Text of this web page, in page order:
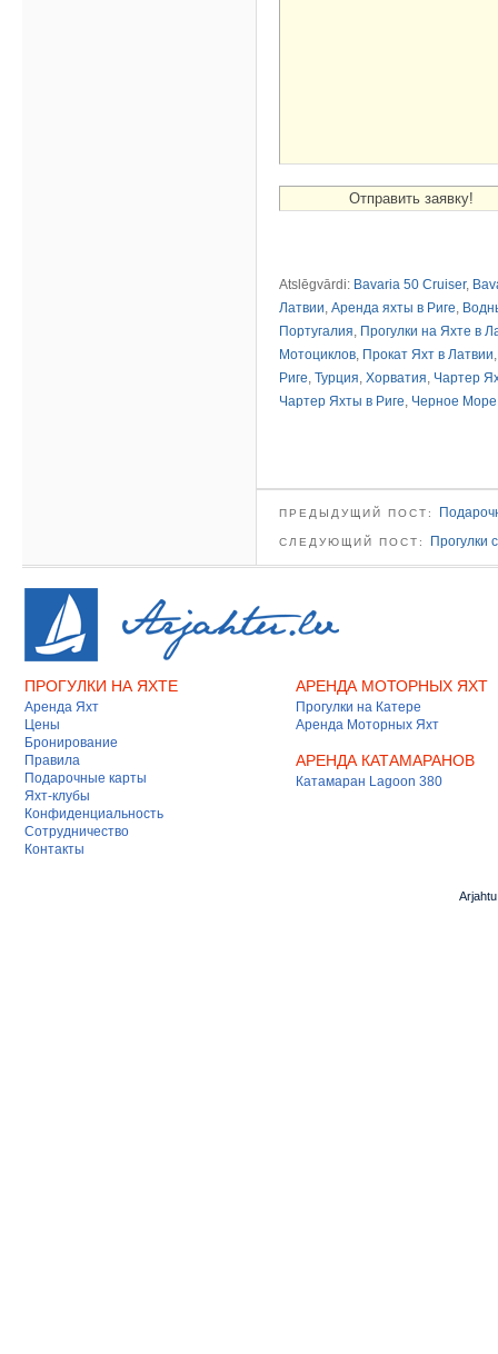
Atslēgvārdi: Bavaria 50 Cruiser,
Латвии Аренда яхты в Риге
Португалия Прогулки на Яхте в
Мотоциклов Прокат Яхт в Латвии
Риге Турция Хорватия Чартер
Чартер Яхты в Риге Черное Море
ПРЕДЫДУЩИЙ ПОСТ:
СЛЕДУЮЩИЙ ПОСТ: Прогулки
ПРОГУЛКИ НА ЯХТЕ
Аренда Яхт
Цены
Бронирование
Правила
Подарочные карты
Яхт-клубы
Конфиденциальность
Сотрудничество
Контакты
АРЕНДА МОТОРНЫХ ЯХТ
Прогулки на Катере
Аренда Моторных Яхт
АРЕНДА КАТАМАРАНОВ
Катамаран Lagoon 380